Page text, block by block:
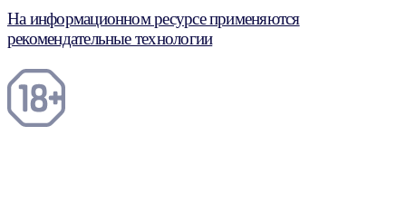
На информационном ресурсе применяются
рекомендательные технологии